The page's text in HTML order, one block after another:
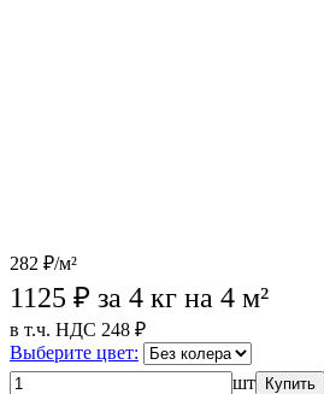
282 ₽/м²
1125 ₽ за 4 кг на 4 м²
в т.ч. НДС 248 ₽
Выберите цвет:
шт
Купить